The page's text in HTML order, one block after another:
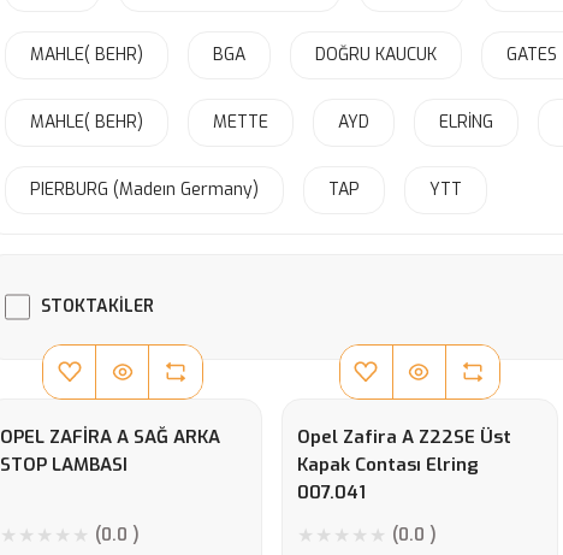
MAHLE( BEHR) BGA DOĞRU KAUCUK GATES
MAHLE( BEHR) METTE AYD ELRİNG
PIERBURG (Madeın Germany) TAP YTT
STOKTAKILER
OPEL ZAFİRA A SAĞ ARKA
STOP LAMBASI
(0.0 )
Opel Zafira A Z22SE Üst
Kapak Contası Elring
007.041
(0.0 )